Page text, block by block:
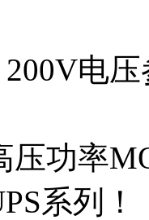
电
压功率
系列！